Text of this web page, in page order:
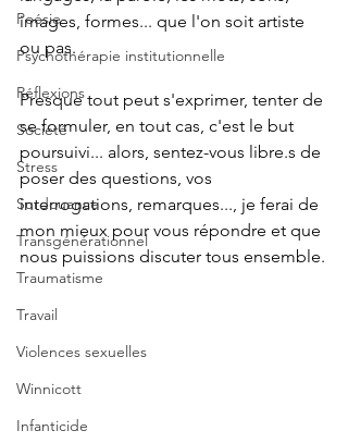
Poésie
Psychothérapie institutionnelle
Réflexions
Société
Stress
Surdouance
Transgénérationnel
Traumatisme
Travail
Violences sexuelles
Winnicott
Infanticide
images, formes... que l'on soit artiste
ou pas.
Presque tout peut s'exprimer, tenter de
se formuler, en tout cas, c'est le but
poursuivi... alors, sentez-vous libre.s de
poser des questions, vos
interrogations, remarques..., je ferai de
mon mieux pour vous répondre et que
nous puissions discuter tous ensemble.